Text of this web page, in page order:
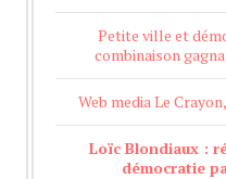
Petite ville et
combinaison
Web media Le
Loïc Blondiaux :
démocratie